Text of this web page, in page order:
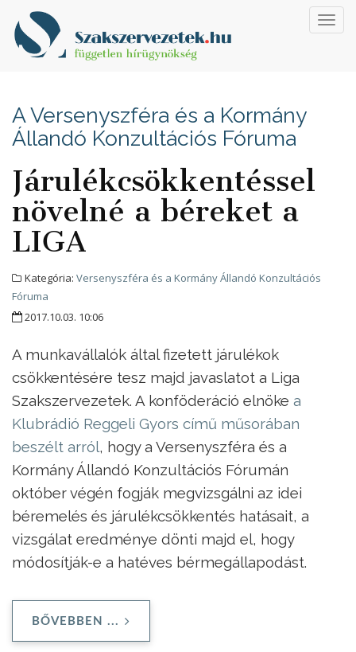
A Versenyszféra és a Kormány
Állandó Konzultációs Fóruma
Járulékcsökkentéssel
növelné a béreket a
LIGA
Kategória: Versenyszféra és a Kormány Állandó Konzultációs
Fóruma
2017.10.03. 10:06
A munkavállalók által fizetett járulékok
csökkentésére tesz majd javaslatot a Liga
Szakszervezetek. A konföderáció elnöke a
Klubrádió Reggeli Gyors című műsorában
beszélt arról, hogy a Versenyszféra és a
Kormány Állandó Konzultációs Fórumán
október végén fogják megvizsgálni az idei
béremelés és járulékcsökkentés hatásait, a
vizsgálat eredménye dönti majd el, hogy
módosítják-e a hatéves bérmegállapodást.
BŐVEBBEN ...